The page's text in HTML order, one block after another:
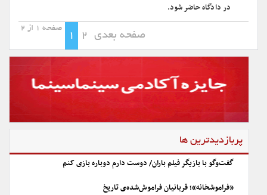
در دادگاه حاضر شود.
صفحه 1 از 2
1 2 صفحه بعدی
پربازدیدترین ها
گفت‌وگو با بازیگر فیلم باران/ دوست دارم دوباره بازی کنم
«فراموشخانه»؛ قربانیان فراموش‌شده‌ی تاریخ